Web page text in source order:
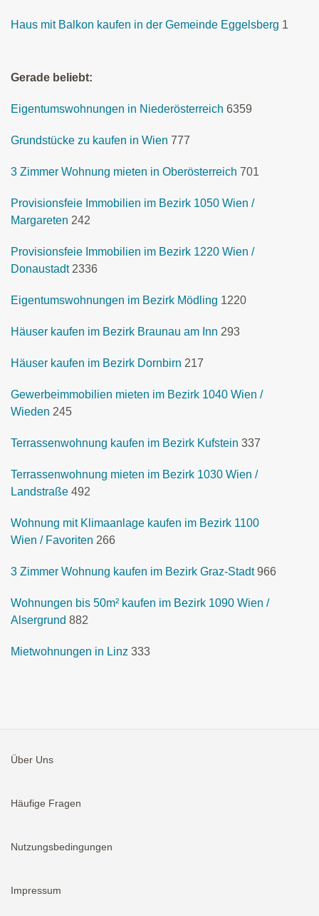
Haus mit Balkon kaufen in der Gemeinde Eggelsberg 1
Gerade beliebt:
Eigentumswohnungen in Niederösterreich 6359
Grundstücke zu kaufen in Wien 777
3 Zimmer Wohnung mieten in Oberösterreich 701
Provisionsfeie Immobilien im Bezirk 1050 Wien /
Margareten 242
Provisionsfeie Immobilien im Bezirk 1220 Wien /
Donaustadt 2336
Eigentumswohnungen im Bezirk Mödling 1220
Häuser kaufen im Bezirk Braunau am Inn 293
Häuser kaufen im Bezirk Dornbirn 217
Gewerbeimmobilien mieten im Bezirk 1040 Wien /
Wieden 245
Terrassenwohnung kaufen im Bezirk Kufstein 337
Terrassenwohnung mieten im Bezirk 1030 Wien /
Landstraße 492
Wohnung mit Klimaanlage kaufen im Bezirk 1100
Wien / Favoriten 266
3 Zimmer Wohnung kaufen im Bezirk Graz-Stadt 966
Wohnungen bis 50m² kaufen im Bezirk 1090 Wien /
Alsergrund 882
Mietwohnungen in Linz 333
Über Uns
Häufige Fragen
Nutzungsbedingungen
Impressum